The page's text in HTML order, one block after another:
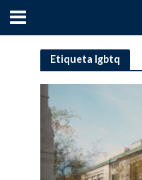
Etiqueta lgbtq